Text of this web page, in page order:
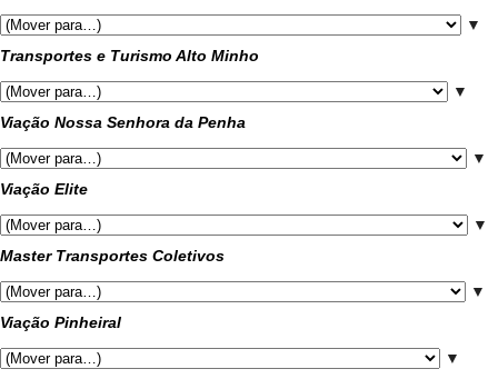
▼
Transportes e Turismo Alto Minho
▼
Viação Nossa Senhora da Penha
▼
Viação Elite
▼
Master Transportes Coletivos
▼
Viação Pinheiral
▼